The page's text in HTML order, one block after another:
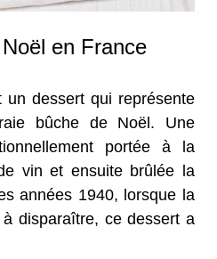
en France
dessert qui représente
bûche de Noël. Une
portée à la
vin et ensuite brûlée la
années 1940, lorsque la
disparaître, ce dessert a